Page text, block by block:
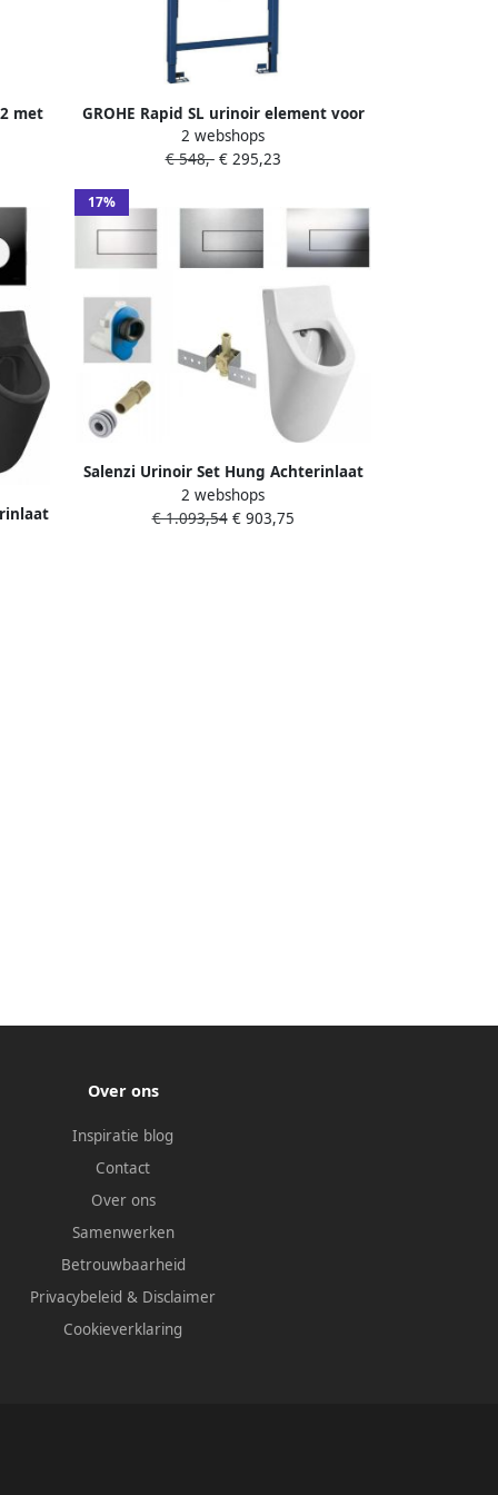
met
GROHE Rapid SL urinoir element voor
handmatige of Infrarood bediening
38803001
2 webshops
€ 548,-€ 295,23
17%
Salenzi Urinoir Set Hung Achterinlaat
Mat Wit met TECE Square Drukplaat
Metaal Urinoirset-tecsquarem
2 webshops
€ 1.093,54€ 903,75
Over ons
Inspiratie blog
Contact
Over ons
Samenwerken
Betrouwbaarheid
Privacybeleid & Disclaimer
Cookieverklaring